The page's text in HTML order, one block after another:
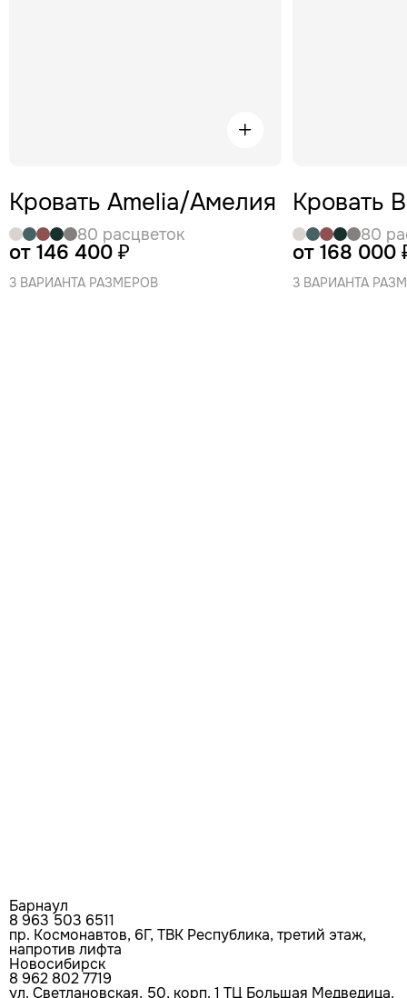
Кровать Amelia/Амелия
80 расцветок
от 146 400 ₽
3 ВАРИАНТА РАЗМЕРОВ
Кровать
80
от 168 000
3 ВАРИАНТА
Барнаул
8 963 503 6511
пр. Космонавтов, 6Г, ТВК Республика, третий этаж,
напротив лифта
Новосибирск
8 962 802 7719
ул. Светлановская, 50, корп. 1 ТЦ Большая Медведица,